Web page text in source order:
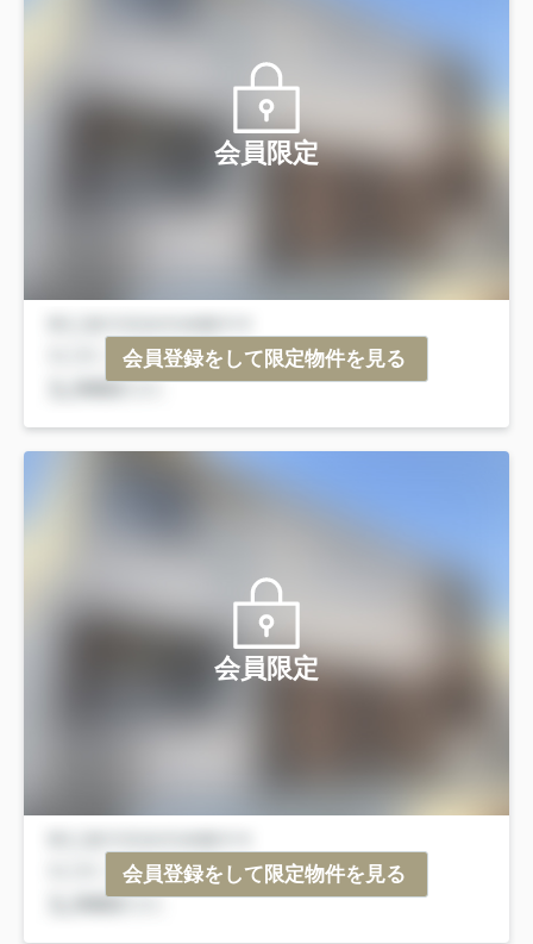
会員限定
会員登録をして限定物件を見る
会員限定
会員登録をして限定物件を見る